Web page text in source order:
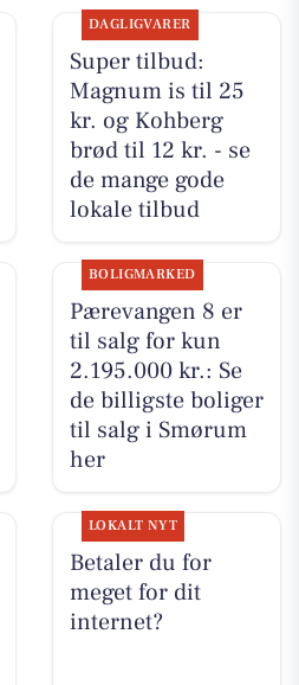
DAGLIGVARER
Super tilbud:
Magnum is til 25
kr. og Kohberg
brød til 12 kr. - se
de mange gode
lokale tilbud
BOLIGMARKED
Pærevangen 8 er
til salg for kun
2.195.000 kr.: Se
de billigste boliger
til salg i Smørum
her
LOKALT NYT
Betaler du for
meget for dit
internet?